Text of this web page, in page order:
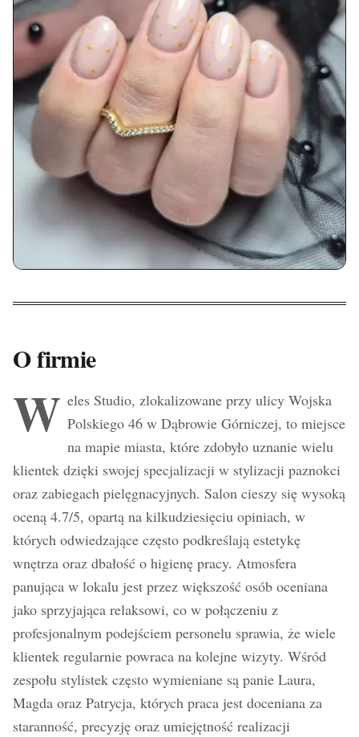
O firmie
W eles Studio, zlokalizowane przy ulicy Wojska
Polskiego 46 w Dąbrowie Górniczej, to miejsce
na mapie miasta, które zdobyło uznanie wielu
klientek dzięki swojej specjalizacji w stylizacji paznokci
oraz zabiegach pielęgnacyjnych. Salon cieszy się wysoką
oceną 4.7/5, opartą na kilkudziesięciu opiniach, w
których odwiedzające często podkreślają estetykę
wnętrza oraz dbałość o higienę pracy. Atmosfera
panująca w lokalu jest przez większość osób oceniana
jako sprzyjająca relaksowi, co w połączeniu z
profesjonalnym podejściem personelu sprawia, że wiele
klientek regularnie powraca na kolejne wizyty. Wśród
zespołu stylistek często wymieniane są panie Laura,
Magda oraz Patrycja, których praca jest doceniana za
staranność, precyzję oraz umiejętność realizacji